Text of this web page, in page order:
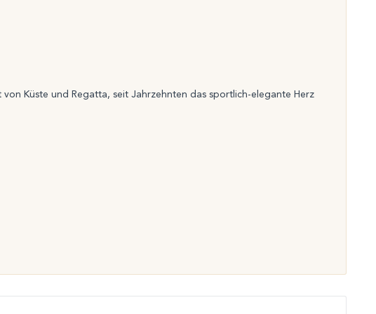
von Küste und Regatta, seit Jahrzehnten das sportlich-elegante Herz